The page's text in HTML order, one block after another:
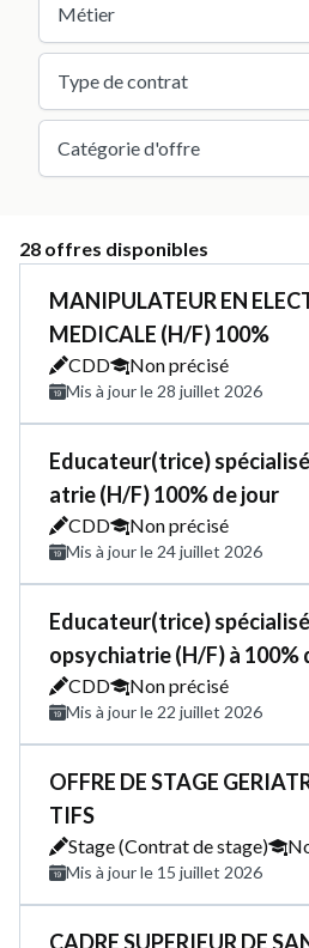
Métier
Type de contrat
Catégorie d'offre
28 offres disponibles
MANIPULATEUR EN
MEDICALE (H/F) 100%
CDD Non précisé
Mis à jour le 28 juillet 2026
Educateur(trice)
atrie (H/F) 100% de jour
CDD Non précisé
Mis à jour le 24 juillet 2026
Educateur(trice)
opsychiatrie (H/F) à 100%
CDD Non précisé
Mis à jour le 22 juillet 2026
OFFRE DE STAGE
TIFS
Stage (Contrat de stage)
Mis à jour le 15 juillet 2026
CADRE SUPERIEUR DE